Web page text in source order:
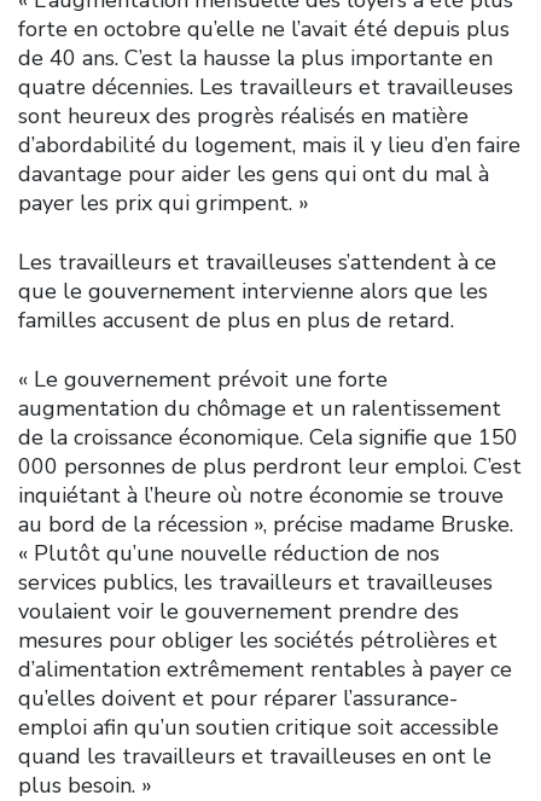
forte en octobre qu’elle ne l’avait été depuis plus
de 40 ans. C’est la hausse la plus importante en
quatre décennies. Les travailleurs et travailleuses
sont heureux des progrès réalisés en matière
d’abordabilité du logement, mais il y lieu d’en faire
davantage pour aider les gens qui ont du mal à
payer les prix qui grimpent. »
Les travailleurs et travailleuses s’attendent à ce
que le gouvernement intervienne alors que les
familles accusent de plus en plus de retard.
« Le gouvernement prévoit une forte
augmentation du chômage et un ralentissement
de la croissance économique. Cela signifie que 150
000 personnes de plus perdront leur emploi. C’est
inquiétant à l’heure où notre économie se trouve
au bord de la récession », précise madame Bruske.
« Plutôt qu’une nouvelle réduction de nos
services publics, les travailleurs et travailleuses
voulaient voir le gouvernement prendre des
mesures pour obliger les sociétés pétrolières et
d’alimentation extrêmement rentables à payer ce
qu’elles doivent et pour réparer l’assurance-
emploi afin qu’un soutien critique soit accessible
quand les travailleurs et travailleuses en ont le
plus besoin. »